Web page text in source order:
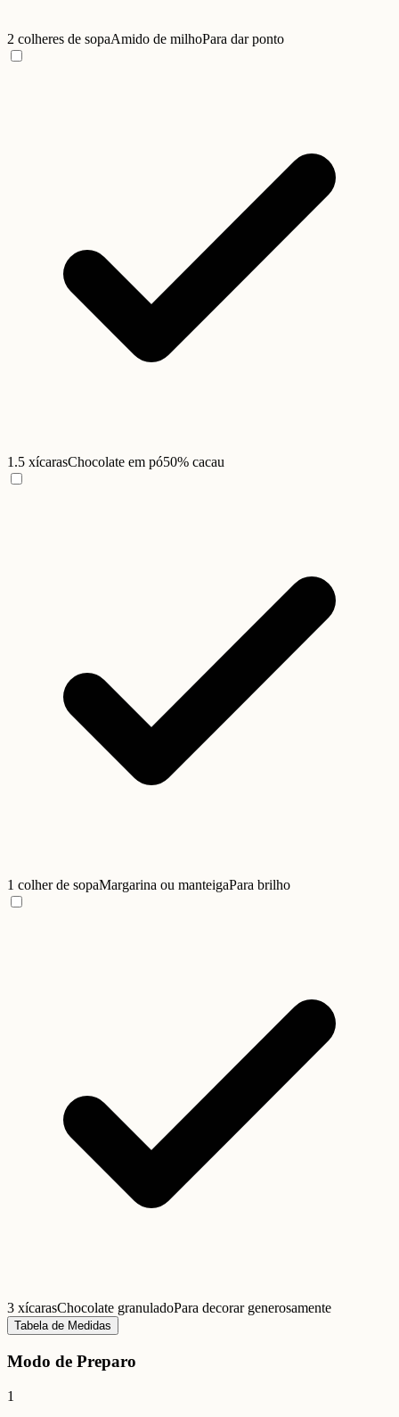
2 colheres de sopaAmido de milhoPara dar ponto
1.5 xícarasChocolate em pó50% cacau
1 colher de sopaMargarina ou manteigaPara brilho
3 xícarasChocolate granuladoPara decorar generosamente
Tabela de Medidas
Modo de Preparo
1